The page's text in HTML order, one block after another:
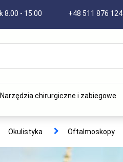
8.00 - 15.00 +48 511 876 124
Narzędzia chirurgiczne i zabiegowe
Okulistyka Oftalmoskopy